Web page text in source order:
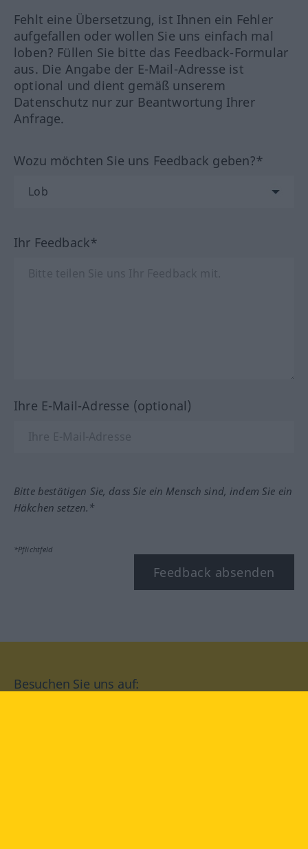
Fehlt eine Übersetzung, ist Ihnen ein Fehler
aufgefallen oder wollen Sie uns einfach mal
loben? Füllen Sie bitte das Feedback-Formular
aus. Die Angabe der E-Mail-Adresse ist
optional und dient gemäß unserem
Datenschutz nur zur Beantwortung Ihrer
Anfrage.
Wozu möchten Sie uns Feedback geben?*
Ihr Feedback*
Ihre E-Mail-Adresse (optional)
Bitte bestätigen Sie, dass Sie ein Mensch sind, indem Sie ein
Häkchen setzen.*
*Pflichtfeld
Feedback absenden
Besuchen Sie uns auf: